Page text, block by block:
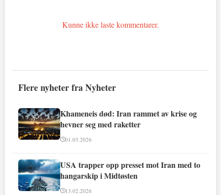
Kunne ikke laste kommentarer.
Flere nyheter fra Nyheter
Khameneis død: Iran rammet av krise og
hevner seg med raketter
01.03.2026
USA trapper opp presset mot Iran med to
hangarskip i Midtøsten
13.02.2026